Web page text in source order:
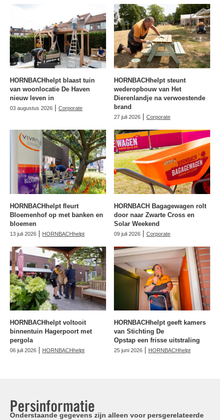
HORNBACHhelpt blaast tuin
van woonlocatie De Haven
nieuw leven in
03 augustus 2026 | Corporate
HORNBACHhelpt steunt
wederopbouw van Het
Dierenlandje na verwoestende
brand
27 juli 2026 | Corporate
HORNBACHhelpt fleurt
Bloemenhof op met banken en
bloemen
13 juli 2026 | HORNBACHhelpt
HORNBACH Bagagewagen rolt
door naar Zwarte Cross en
Solar Weekend
09 juli 2026 | Corporate
HORNBACHhelpt voltooit
binnentuin Hagerpoort met
pergola
06 juli 2026 | HORNBACHhelpt
HORNBACHhelpt geeft kamers
van Stichting De
Opstap een frisse uitstraling
25 juni 2026 | HORNBACHhelpt
Persinformatie
Onderstaande gegevens zijn alleen voor persgerelateerde